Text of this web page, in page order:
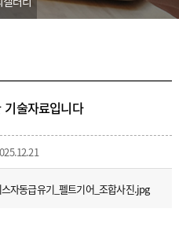
술자료입니다
자동급유기_펠트기어_조합사진.jpg